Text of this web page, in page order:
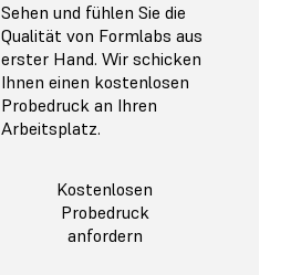
Sehen und fühlen Sie die
Qualität von Formlabs aus
erster Hand. Wir schicken
Ihnen einen kostenlosen
Probedruck an Ihren
Arbeitsplatz.
Kostenlosen
Probedruck
anfordern